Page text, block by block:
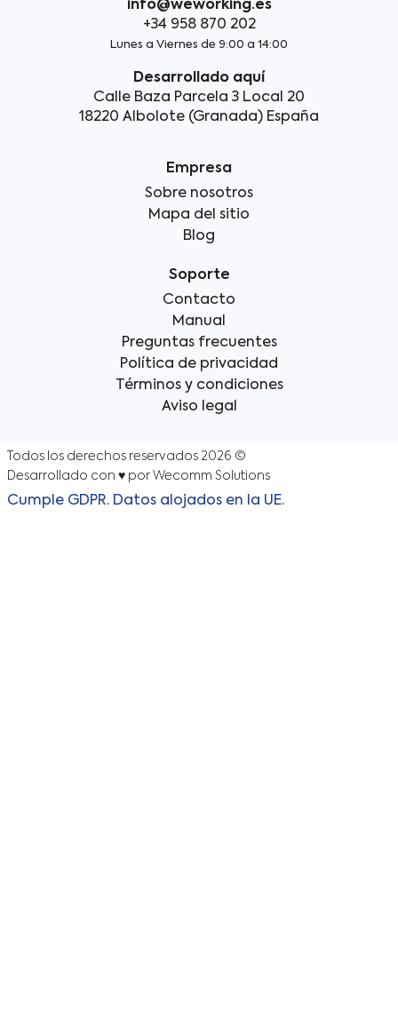
info@weworking.es
+34 958 870 202
Lunes a Viernes de 9:00 a 14:00
Desarrollado aquí
Calle Baza Parcela 3 Local 20
18220 Albolote (Granada) España
Empresa
Sobre nosotros
Mapa del sitio
Blog
Soporte
Contacto
Manual
Preguntas frecuentes
Política de privacidad
Términos y condiciones
Aviso legal
Todos los derechos reservados 2026 ©
Desarrollado con ♥️ por Wecomm Solutions
Cumple GDPR. Datos alojados en la UE.